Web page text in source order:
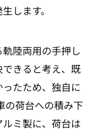
します。
陸両用の手押し
きると考え、既
たため、独自に
の荷台への積み下
ミ製に、荷台はSEARCH